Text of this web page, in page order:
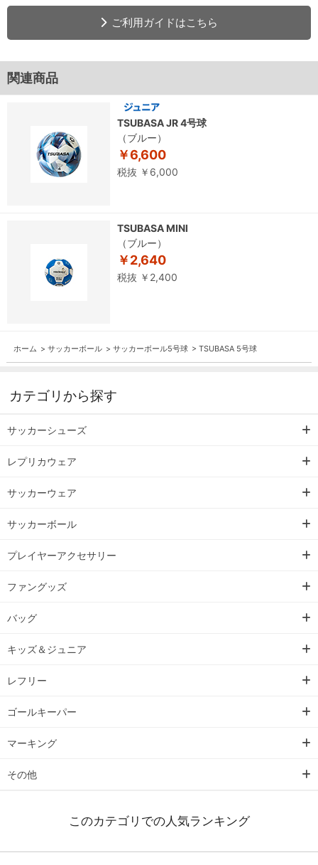
ご利用ガイドはこちら
関連商品
TSUBASA JR 4号球
（ブルー）
￥6,600
税抜 ￥6,000
TSUBASA MINI
（ブルー）
￥2,640
税抜 ￥2,400
ホーム > サッカーボール > サッカーボール5号球 > TSUBASA 5号球
カテゴリから探す
サッカーシューズ
レプリカウェア
サッカーウェア
サッカーボール
プレイヤーアクセサリー
ファングッズ
バッグ
キッズ＆ジュニア
レフリー
ゴールキーパー
マーキング
その他